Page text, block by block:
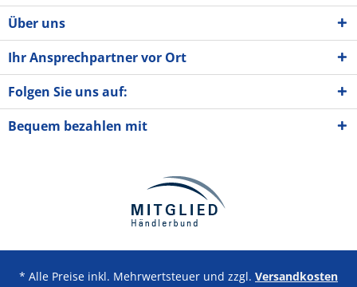
Über uns
Ihr Ansprechpartner vor Ort
Folgen Sie uns auf:
Bequem bezahlen mit
* Alle Preise inkl. Mehrwertsteuer und zzgl. Versandkosten